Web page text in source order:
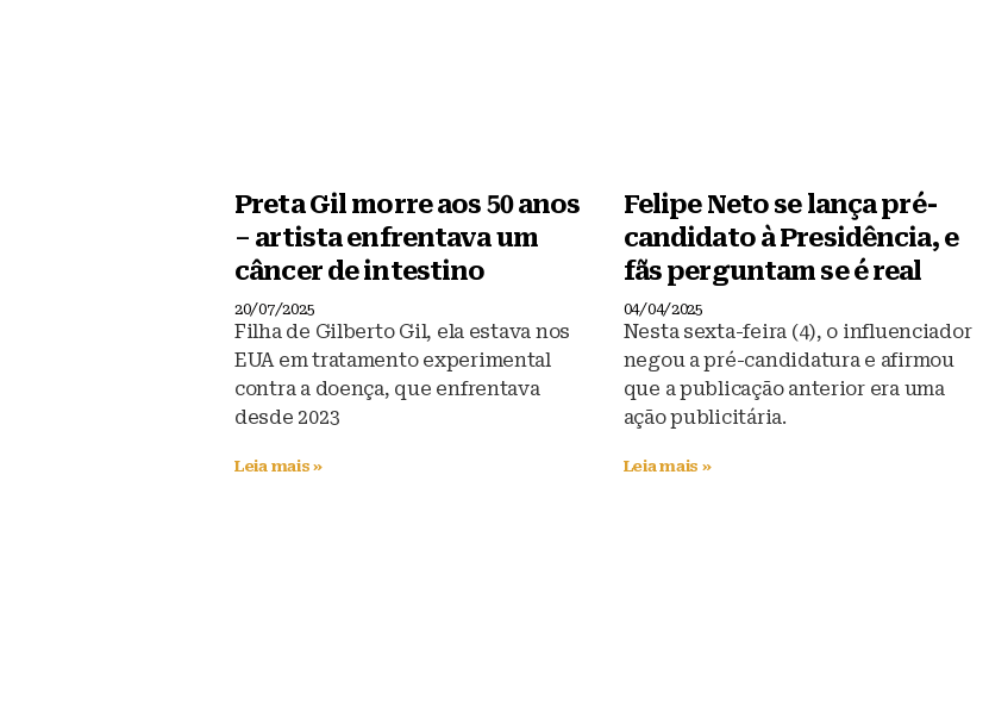
Preta Gil morre aos 50 anos
– artista enfrentava um
câncer de intestino
20/07/2025
Filha de Gilberto Gil, ela estava nos
EUA em tratamento experimental
contra a doença, que enfrentava
desde 2023
Leia mais »
Felipe Neto se lança pré-
candidato à Presidência, e
fãs perguntam se é real
04/04/2025
Nesta sexta-feira (4), o influenciador
negou a pré-candidatura e afirmou
que a publicação anterior era uma
ação publicitária.
Leia mais »